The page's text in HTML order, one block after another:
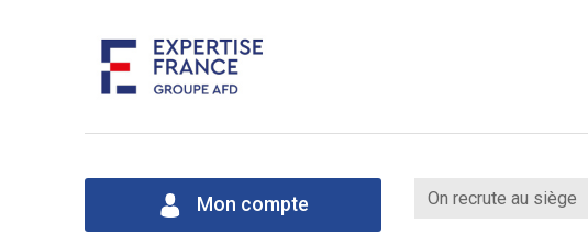
Mon compte On recrute au siège